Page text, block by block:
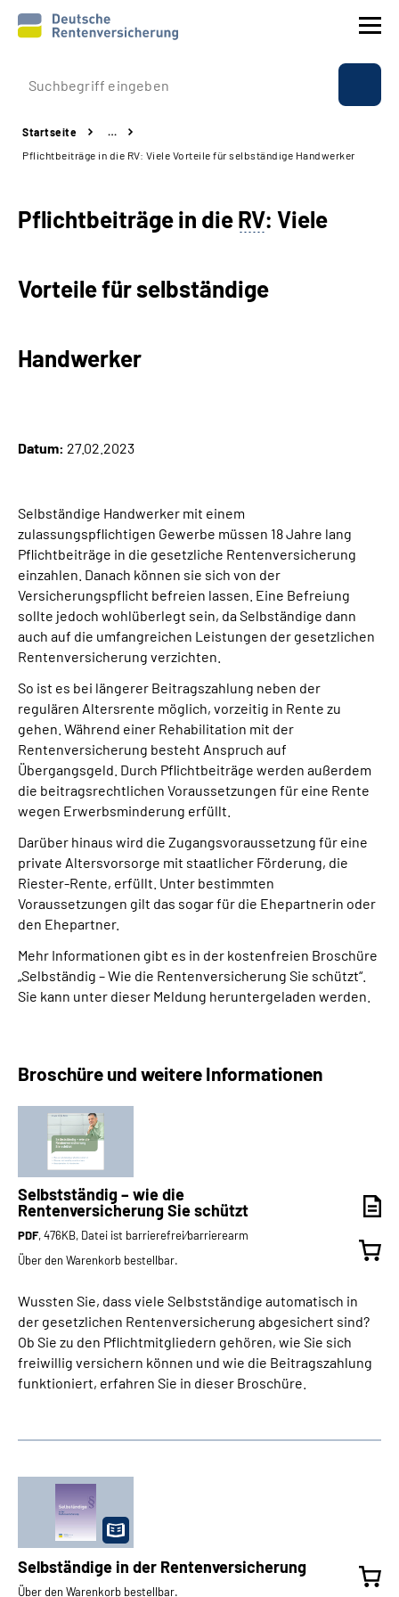
Prävention
Reha
Experten
Suche
Inhalte in Gebärdensprache (DGS)
Leichte Sprache
Mein Kundenportal
Startseite
…
Pflichtbeiträge in die RV: Viele Vorteile für selbständige Handwerker
Pflichtbeiträge in dieRV: Viele
Vorteile für selbständige
Handwerker
Datum: 27.02.2023
Selbständige Handwerker mit einem
zulassungspflichtigen Gewerbe müssen 18 Jahre lang
Pflichtbeiträge in die gesetzliche Rentenversicherung
einzahlen. Danach können sie sich von der
Versicherungspflicht befreien lassen. Eine Befreiung
sollte jedoch wohlüberlegt sein, da Selbständige dann
auch auf die umfangreichen Leistungen der gesetzlichen
Rentenversicherung verzichten.
So ist es bei längerer Beitragszahlung neben der
regulären Altersrente möglich, vorzeitig in Rente zu
gehen. Während einer Rehabilitation mit der
Rentenversicherung besteht Anspruch auf
Übergangsgeld. Durch Pflichtbeiträge werden außerdem
die beitragsrechtlichen Voraussetzungen für eine Rente
wegen Erwerbsminderung erfüllt.
Darüber hinaus wird die Zugangsvoraussetzung für eine
private Altersvorsorge mit staatlicher Förderung, die
Riester-Rente, erfüllt. Unter bestimmten
Voraussetzungen gilt das sogar für die Ehepartnerin oder
den Ehepartner.
Mehr Informationen gibt es in der kostenfreien Broschüre
„Selbständig – Wie die Rentenversicherung Sie schützt“.
Sie kann unter dieser Meldung heruntergeladen werden.
Broschüre und weitere Informationen
Selbstständig – wie die
Rentenversicherung Sie schützt
PDF, 476KB, Datei ist barrierefrei⁄barrierearm
Über den Warenkorb bestellbar.
Wussten Sie, dass viele Selbstständige automatisch in
der gesetzlichen Rentenversicherung abgesichert sind?
Ob Sie zu den Pflichtmitgliedern gehören, wie Sie sich
freiwillig versichern können und wie die Beitragszahlung
funktioniert, erfahren Sie in dieser Broschüre.
Selbständige in der Rentenversicherung
Über den Warenkorb bestellbar.